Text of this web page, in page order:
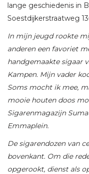
lange geschiedenis in
Soestdijkerstraatweg
In mijn jeugd rookte
anderen een favoriet
handgemaakte sigaar
Kampen. Mijn vader
Soms mocht ik mee,
mooie houten doos
Sigarenmagazijn
Emmaplein.
De sigarendozen van
bovenkant. Om die
opgerookt, dienst als